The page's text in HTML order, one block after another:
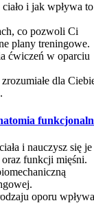
i jak wpływa to
co pozwoli Ci
plany treningowe.
ćwiczeń w oparciu
dla
i nauczysz się je
funkcji mięśni.
oporu